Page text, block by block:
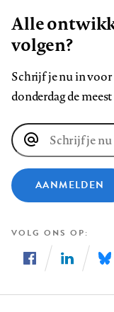
Alle
volgen?
Schrijf je nu in
donderdag de
E-
mailadres
AANMELDEN
VOLG ONS OP
ons
ons
ons